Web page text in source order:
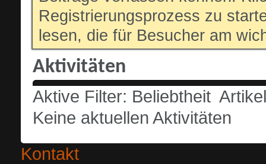
Registrierungsprozess zu
lesen, die für Besucher am
Aktivitäten
Aktive Filter: Beliebtheit Artikel
Keine aktuellen Aktivitäten
Kontakt